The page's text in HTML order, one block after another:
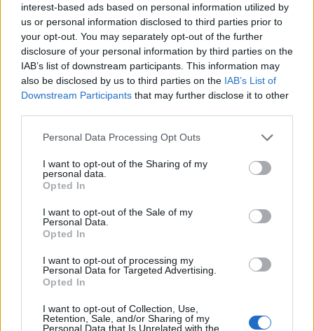
interest-based ads based on personal information utilized by
us or personal information disclosed to third parties prior to
your opt-out. You may separately opt-out of the further
disclosure of your personal information by third parties on the
IAB’s list of downstream participants. This information may
also be disclosed by us to third parties on the IAB’s List of
Downstream Participants that may further disclose it to other
Please note that this website/app uses one or more Google
not limited to your visit or usage behaviour. You may click to
grant or deny consent to Google and its third-party tags to
use your data for below specified purposes in below Google
consent section.
Personal Data Processing Opt Outs
I want to opt-out of the Sharing of my
personal data.
Opted In
I want to opt-out of the Sale of my
Personal Data.
Opted In
I want to opt-out of processing my
Personal Data for Targeted Advertising.
Opted In
I want to opt-out of Collection, Use,
Retention, Sale, and/or Sharing of my
Personal Data that Is Unrelated with the
Tető, ami évtizedeken át gondoskodik a családról
tetőcserepet!